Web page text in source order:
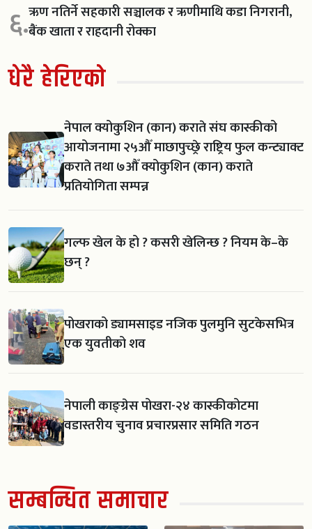
६.ऋण नतिर्ने सहकारी सञ्चालक र ऋणीमाथि कडा निगरानी,
बैंक खाता र राहदानी रोक्का
धेरै हेरिएको
नेपाल क्योकुशिन (कान) कराते संघ कास्कीको
आयोजनामा २५औँ माछापुच्छ्रे राष्ट्रिय फुल कन्ट्याक्ट
कराते तथा ७औँ क्योकुशिन (कान) कराते
प्रतियोगिता सम्पन्न
गल्फ खेल के हो ? कसरी खेलिन्छ ? नियम के–के
छन् ?
पोखराको ड्यामसाइड नजिक पुलमुनि सुटकेसभित्र
एक युवतीको शव
नेपाली काङ्ग्रेस पोखरा-२४ कास्कीकोटमा
वडास्तरीय चुनाव प्रचारप्रसार समिति गठन
सम्बन्धित समाचार
स्काउट गठन सँगै
विद्यार्थीमा नयाँ